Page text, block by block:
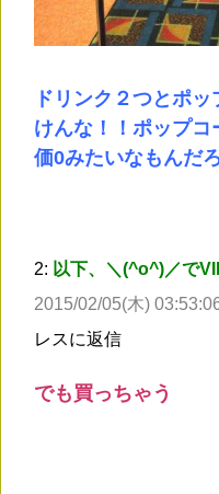
ドリンク２つとポ
けんな！！ポップ
価0みたいなもんだ
2: 以下、＼(^o^)／で
2015/02/05(木)
レスに返信
でも買っちゃう